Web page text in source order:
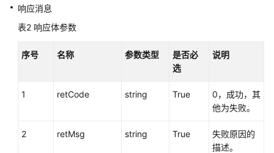
考
Fabric）
响应消息
表2 响应体参数
序号 名称 参数类型
是否必
选
说明
1 retCode string True
0，成功，其
他为失败。
2 retMsg string True
失败原因的
描述。